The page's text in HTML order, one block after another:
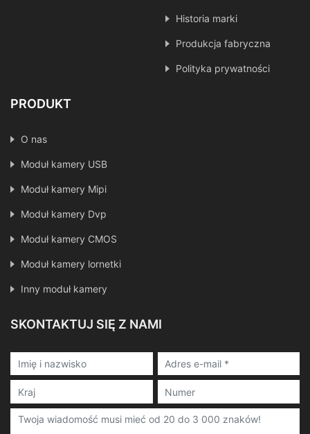
Historia marki
Produkcja fabryczna
Polityka prywatności
PRODUKT
O nas
Moduł kamery USB
Moduł kamery Mipi
Moduł kamery Dvp
Moduł kamery CMOS
Moduł kamery lornetki
Inny moduł kamery
SKONTAKTUJ SIĘ Z NAMI